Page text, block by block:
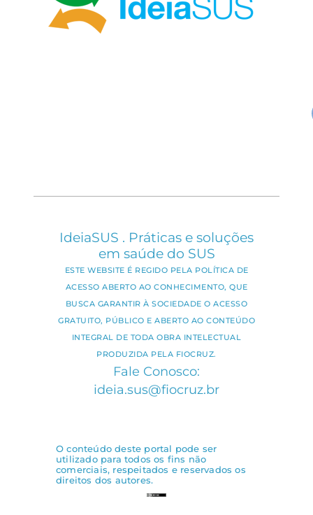
IdeiaSUS . Práticas e soluções
em saúde do SUS
ESTE WEBSITE É REGIDO PELA POLÍTICA DE
ACESSO ABERTO AO CONHECIMENTO, QUE
BUSCA GARANTIR À SOCIEDADE O ACESSO
GRATUITO, PÚBLICO E ABERTO AO CONTEÚDO
INTEGRAL DE TODA OBRA INTELECTUAL
PRODUZIDA PELA FIOCRUZ.
Fale Conosco:
ideia.sus@fiocruz.br
O conteúdo deste portal pode ser
utilizado para todos os fins não
comerciais, respeitados e reservados os
direitos dos autores.